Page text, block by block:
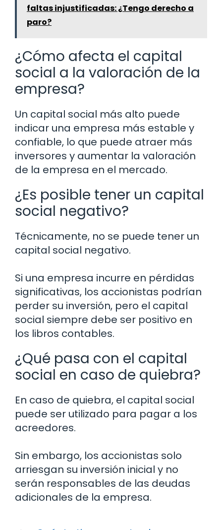
faltas injustificadas: ¿Tengo derecho a
paro?
¿Cómo afecta el capital
social a la valoración de la
empresa?
Un capital social más alto puede
indicar una empresa más estable y
confiable, lo que puede atraer más
inversores y aumentar la valoración
de la empresa en el mercado.
¿Es posible tener un capital
social negativo?
Técnicamente, no se puede tener un
capital social negativo.
Si una empresa incurre en pérdidas
significativas, los accionistas podrían
perder su inversión, pero el capital
social siempre debe ser positivo en
los libros contables.
¿Qué pasa con el capital
social en caso de quiebra?
En caso de quiebra, el capital social
puede ser utilizado para pagar a los
acreedores.
Sin embargo, los accionistas solo
arriesgan su inversión inicial y no
serán responsables de las deudas
adicionales de la empresa.